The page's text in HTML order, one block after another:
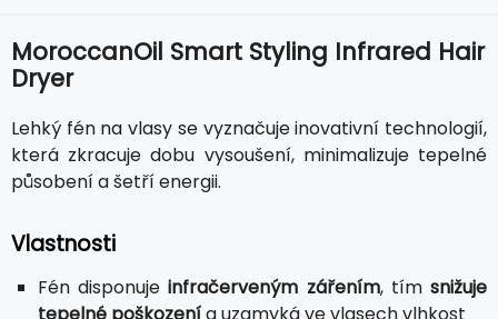
MoroccanOil Smart Styling Infrared Hair
Dryer
Lehký fén na vlasy se vyznačuje inovativní technologií,
která zkracuje dobu vysoušení, minimalizuje tepelné
působení a šetří energii.
Vlastnosti
Fén disponujeinfračerveným zářením, tímsnižuje
tepelné poškozenía uzamyká ve vlasech vlhkost